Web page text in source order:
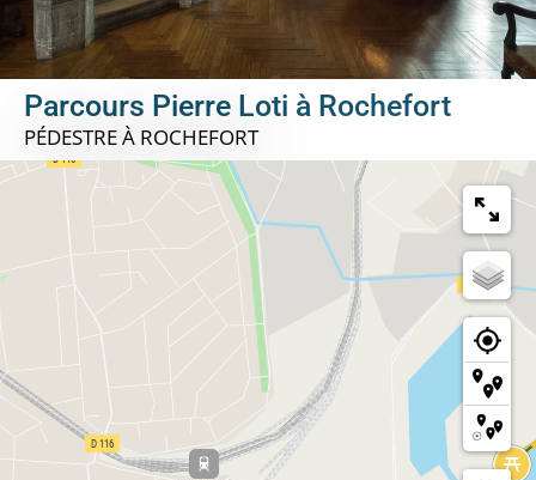
Parcours Pierre Loti à Rochefort
PÉDESTREÀ ROCHEFORT